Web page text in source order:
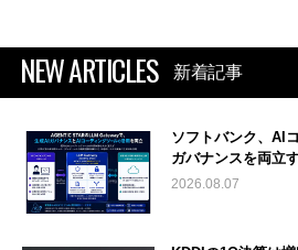
NEW ARTICLES 新着記事
ソフトバンク、AI
ガバナンスを両立
2026.08.07